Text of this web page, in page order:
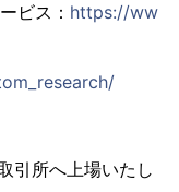
ビス： https://ww
引所へ上場いたし